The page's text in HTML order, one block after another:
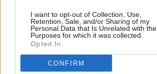
I want to opt-out of Collection, Use,
Retention, Sale, and/or Sharing of my
Personal Data that Is Unrelated with the
Purposes for which it was collected.
Opted In
CONFIRM